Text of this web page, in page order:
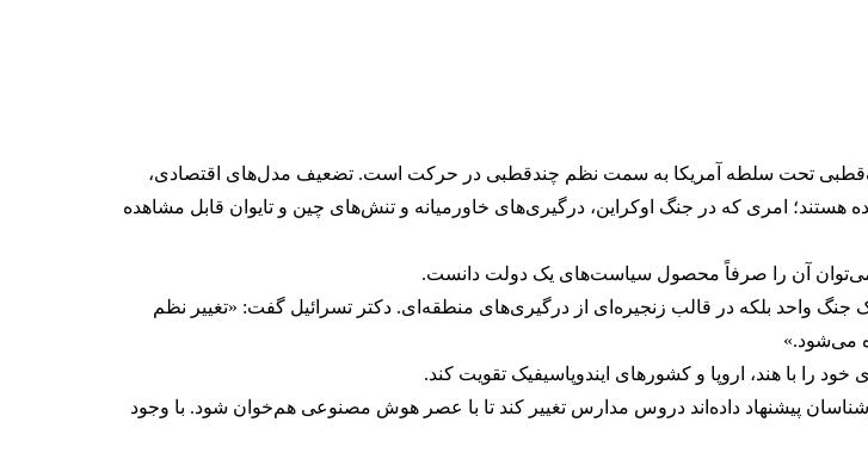
ارزیابی اخیر تیم نشان می‌دهد جهان تا سال ۲۰۳۵ از نظم تک‌قطبی تحت سلطه آمریکا به سمت نظم چندقطبی در حرکت است. تضعیف مدل‌های اقتصادی،
امری که در جنگ اوکراین، درگیری‌های خاورمیانه و تنش‌های چین و تایوان قابل مشاهده
نمی‌توان آن را صرفاً محصول سیاست‌های یک دولت دانست.
واحد بلکه در قالب زنجیره‌ای از درگیری‌های منطقه‌ای. دکتر تسرائیل گفت: «تغییر نظم
می‌شود.»
خود را با هند، اروپا و کشورهای ایندوپاسیفیک تقویت کند.
پیشنهاد داده‌اند دروس مدارس تغییر کند تا با عصر هوش مصنوعی هم‌خوان شود. با وجود